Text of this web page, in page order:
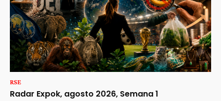
RSE
Radar Expok, agosto 2026, Semana 1